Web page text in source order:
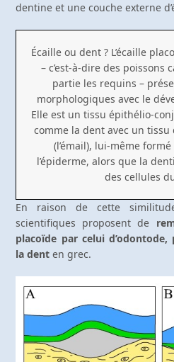
dentine et une couche externe
Écaille ou dent ? L’écaille
– c’est-à-dire des
partie les requins –
morphologiques avec le
Elle est un tissu épithélio-
comme la dent avec un tissu
(l’émail), lui-même
l’épiderme, alors que la
des cellules
En raison de cette
scientifiques proposent de
placoïde par celui
la dent en grec.